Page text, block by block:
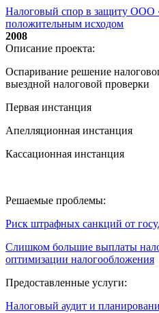
Налоговый спор в защиту ООО
положительным исходом
2008
Описание проекта:
Оспаривание решение
выездной налоговой проверки
Первая инстанция
Апелляционная инстанция
Кассационная инстанция
Решаемые проблемы:
Риск штрафных санкций от
Слишком большие выплаты
оптимизации налогообложения
Предоставленные услуги:
Налоговый аудит и